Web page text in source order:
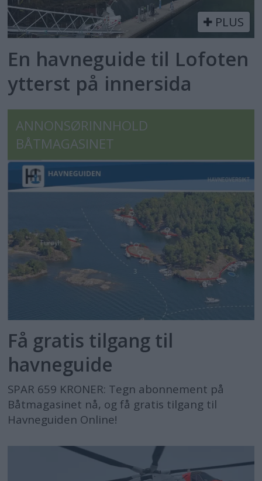
PLUS
En havneguide til Lofoten
ytterst på innersida
ANNONSØRINNHOLD
BÅTMAGASINET
Få gratis tilgang til
havneguide
SPAR 659 KRONER: Tegn abonnement på
Båtmagasinet nå, og få gratis tilgang til
Havneguiden Online!